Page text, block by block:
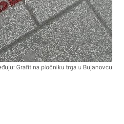
Grafit na pločniku trga u Bujanovcu